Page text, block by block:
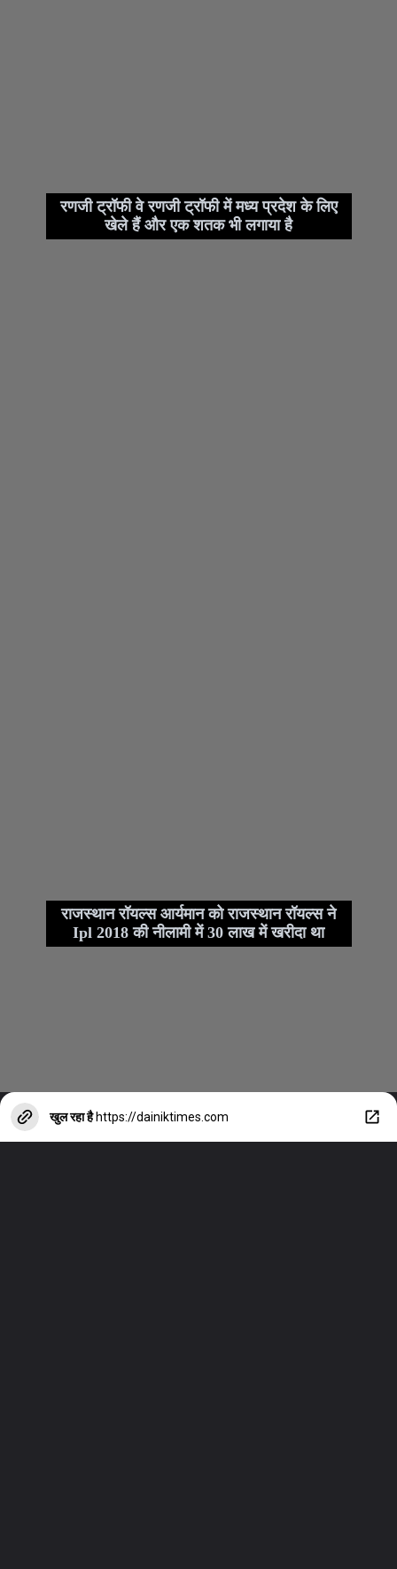
रणजी ट्रॉफी वे रणजी ट्रॉफी में मध्य प्रदेश के लिए
खेले हैं और एक शतक भी लगाया है
राजस्थान रॉयल्स आर्यमान को राजस्थान रॉयल्स ने
Ipl 2018 की नीलामी में 30 लाख में खरीदा था
खुल रहा है https://dainiktimes.com